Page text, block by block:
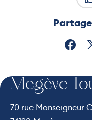
Megève
70 rue Monseigneur